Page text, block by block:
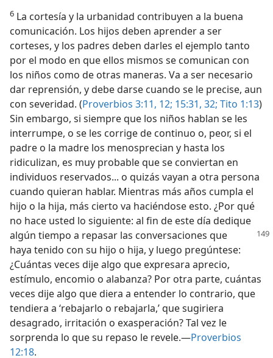
6 La cortesía y la urbanidad contribuyen a la buena
comunicación. Los hijos deben aprender a ser
corteses, y los padres deben darles el ejemplo tanto
por el modo en que ellos mismos se comunican con
los niños como de otras maneras. Va a ser necesario
dar reprensión, y debe darse cuando se le precise, aun
con severidad. (Proverbios 3:11, 12; 15:31, 32; Tito 1:13)
Sin embargo, si siempre que los niños hablan se les
interrumpe, o se les corrige de continuo o, peor, si el
padre o la madre los menosprecian y hasta los
ridiculizan, es muy probable que se conviertan en
individuos reservados... o quizás vayan a otra persona
cuando quieran hablar. Mientras más años cumpla el
hijo o la hija, más cierto va haciéndose esto. ¿Por qué
no hace usted lo siguiente: al fin de este día dedique
algún tiempo a repasar las conversaciones que
haya tenido con su hijo o hija, y luego pregúntese:
¿Cuántas veces dije algo que expresara aprecio,
estímulo, encomio o alabanza? Por otra parte, cuántas
veces dije algo que diera a entender lo contrario, que
tendiera a ‘rebajarlo o rebajarla,’ que sugiriera
desagrado, irritación o exasperación? Tal vez le
sorprenda lo que su repaso le revele.—Proverbios
12:18.